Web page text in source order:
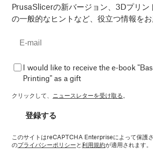
PrusaSlicerの新バージョン、3Dプリン
の一般的なヒントなど、役立つ情報をお
I would like to receive the e-book
Printing" as a gift
クリックして、 ニュースレターを受け取る。
登録する
このサイトはreCAPTCHA Enterpriseによって保護
のプライバシーポリシーと利用規約が適用されます。